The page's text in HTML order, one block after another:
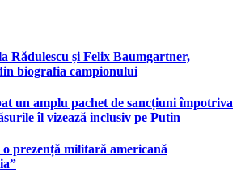
Rădulescu și Felix Baumgartner,
biografia campionului
un amplu pachet de sancțiuni împotriva
îl vizează inclusiv pe Putin
prezență militară americană